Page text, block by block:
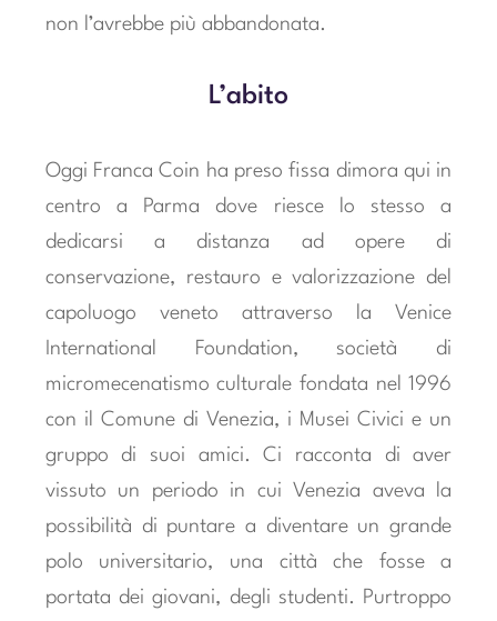
non l’avrebbe più abbandonata.
L’abito
Oggi Franca Coin ha preso fissa dimora qui in
centro a Parma dove riesce lo stesso a
dedicarsi a distanza ad opere di
conservazione, restauro e valorizzazione del
capoluogo veneto attraverso la Venice
International Foundation, società di
micromecenatismo culturale fondata nel 1996
con il Comune di Venezia, i Musei Civici e un
gruppo di suoi amici. Ci racconta di aver
vissuto un periodo in cui Venezia aveva la
possibilità di puntare a diventare un grande
polo universitario, una città che fosse a
portata dei giovani, degli studenti. Purtroppo